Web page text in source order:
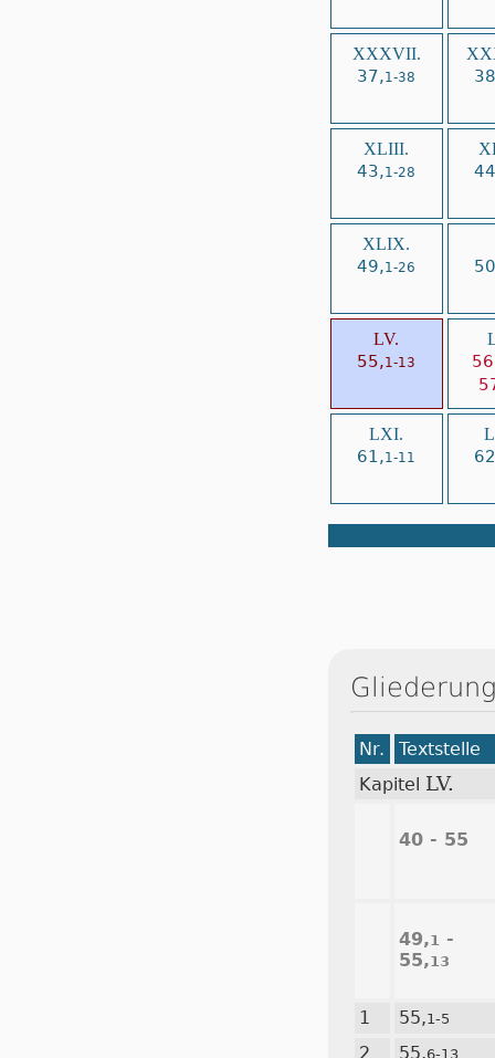
XXXVII.
37,1-38
XLIII.
43,1-28
XLIX.
49,1-26
LV.
55,1-13
LXI.
61,1-11
Nr.
Textstelle
Kapitel LV.
40 - 55
49,1
-
55,13
1 55,1-5
2 55,6-13